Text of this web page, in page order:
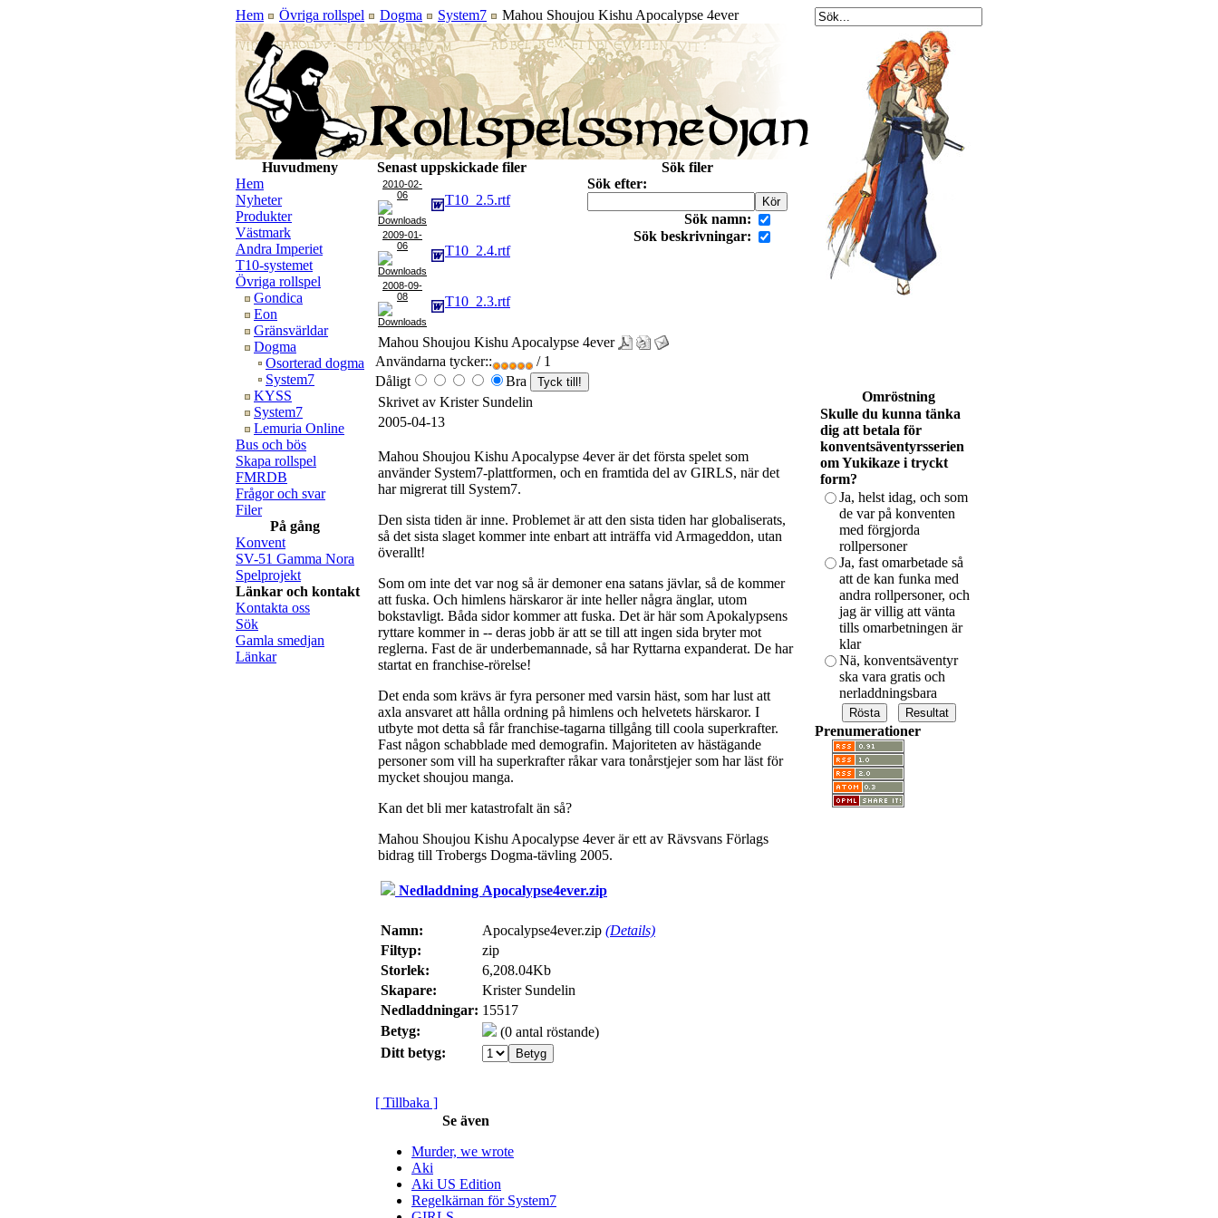
Hem Övriga rollspel Dogma System7 Mahou Shoujou Kishu Apocalypse 4ever
Huvudmeny
Hem
Nyheter
Produkter
Västmark
Andra Imperiet
T10-systemet
Övriga rollspel
Gondica
Eon
Gränsvärldar
Dogma
Osorterad dogma
System7
KYSS
System7
Lemuria Online
Bus och bös
Skapa rollspel
FMRDB
Frågor och svar
Filer
På gång
Konvent
SV-51 Gamma Nora
Spelprojekt
Länkar och kontakt
Kontakta oss
Sök
Gamla smedjan
Länkar
Senast uppskickade filer
2010-02-
06
T10_2.5.rtf
2009-01-
06
T10_2.4.rtf
2008-09-
08
T10_2.3.rtf
Sök filer
Sök efter:
Sök namn:
Sök beskrivningar:
Mahou Shoujou Kishu Apocalypse 4ever
Användarna tycker::
/ 1
Dåligt
Bra
Skrivet av Krister Sundelin
2005-04-13
Mahou Shoujou Kishu Apocalypse 4ever är det första spelet som
använder System7-plattformen, och en framtida del av GIRLS, när det
har migrerat till System7.
Den sista tiden är inne. Problemet är att den sista tiden har globaliserats,
så det sista slaget kommer inte enbart att inträffa vid Armageddon, utan
överallt!
Som om inte det var nog så är demoner ena satans jävlar, så de kommer
att fuska. Och himlens härskaror är inte heller några änglar, utom
bokstavligt. Båda sidor kommer att fuska. Det är här som Apokalypsens
ryttare kommer in -- deras jobb är att se till att ingen sida bryter mot
reglerna. Fast de är underbemannade, så har Ryttarna expanderat. De har
startat en franchise-rörelse!
Det enda som krävs är fyra personer med varsin häst, som har lust att
axla ansvaret att hålla ordning på himlens och helvetets härskaror. I
utbyte mot detta så får franchise-tagarna tillgång till coola superkrafter.
Fast någon schabblade med demografin. Majoriteten av hästägande
personer som vill ha superkrafter råkar vara tonårstjejer som har läst för
mycket shoujou manga.
Kan det bli mer katastrofalt än så?
Mahou Shoujou Kishu Apocalypse 4ever är ett av Rävsvans Förlags
bidrag till Trobergs Dogma-tävling 2005.
Nedladdning Apocalypse4ever.zip
Namn: Apocalypse4ever.zip (Details)
Filtyp:
zip
Storlek:
6,208.04Kb
Skapare:
Krister Sundelin
Nedladdningar: 15517
Betyg:
(0 antal röstande)
Ditt betyg:
[ Tillbaka ]
Se även
Murder, we wrote
Aki
Aki US Edition
Regelkärnan för System7
Omröstning
Skulle du kunna tänka
dig att betala för
konventsäventyrsserien
om Yukikaze i tryckt
form?
Ja, helst idag, och som
de var på konventen
med förgjorda
rollpersoner
Ja, fast omarbetade så
att de kan funka med
andra rollpersoner, och
jag är villig att vänta
tills omarbetningen är
klar
Nä, konventsäventyr
ska vara gratis och
nerladdningsbara
Prenumerationer